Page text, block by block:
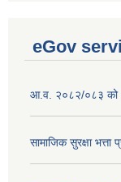
eGov
आ.व. २०८२/०८३ को
सामाजिक सुरक्षा